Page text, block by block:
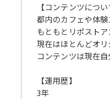
【コンテンツについ
都内のカフェや体
もともとリポスト
現在はほとんどオリ
コンテンツは現在
【運用歴】
3年